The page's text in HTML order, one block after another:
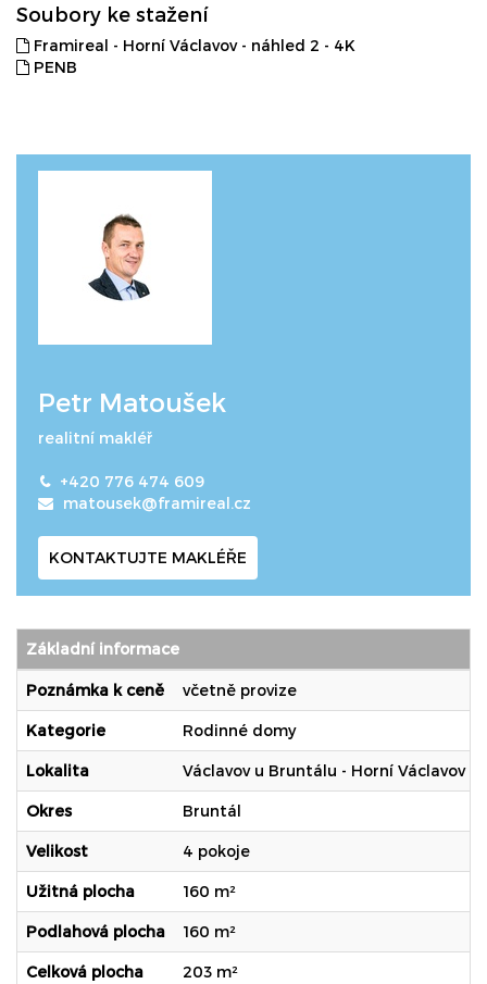
Soubory ke stažení
Framireal - Horní Václavov - náhled 2 - 4K
PENB
Petr Matoušek
realitní makléř
+420 776 474 609
matousek@framireal.cz
KONTAKTUJTE MAKLÉŘE
Základní informace
Poznámka k ceně včetně provize
Kategorie Rodinné domy
Lokalita Václavov u Bruntálu - Horní Václavov
Okres Bruntál
Velikost 4 pokoje
Užitná plocha 160 m²
Podlahová plocha 160 m²
Celková plocha 203 m²